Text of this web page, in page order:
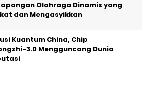
Olahraga Dinamis yang
dan Mengasyikkan
Kuantum China, Chip
3.0 Mengguncang Dunia